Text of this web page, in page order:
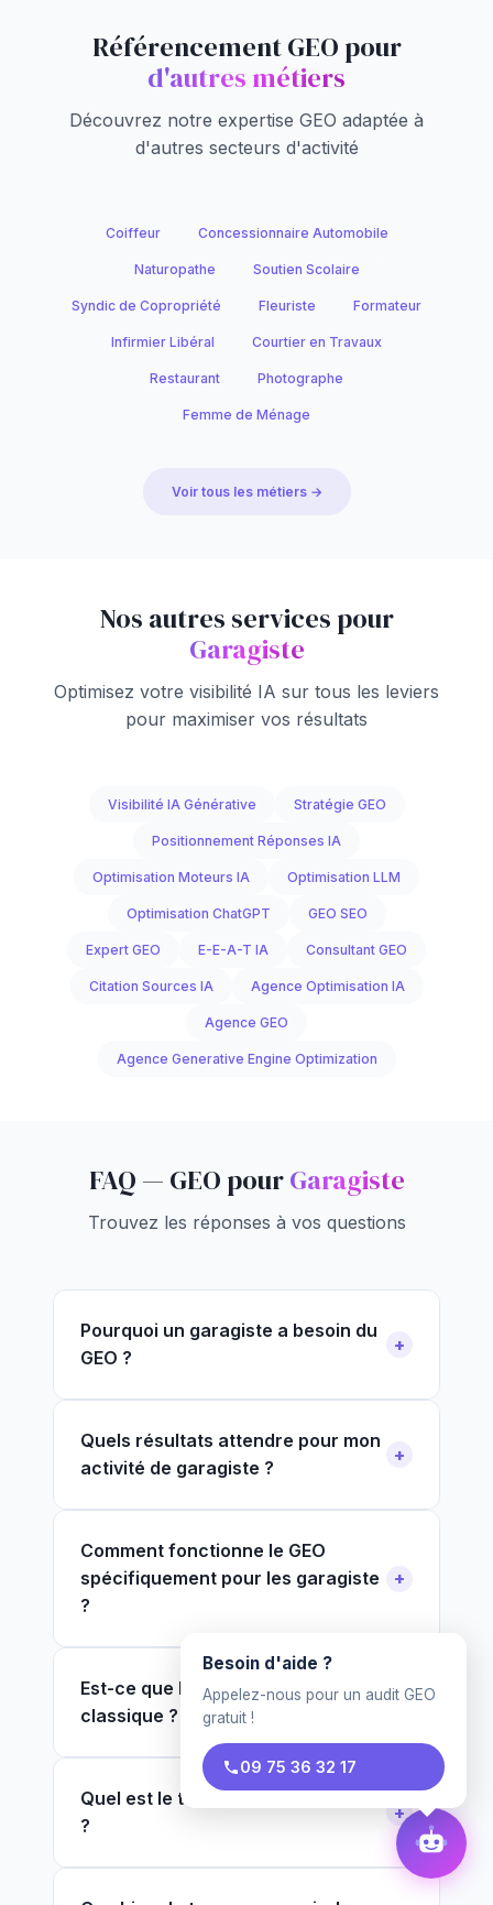
Référencement GEO pour
d'autres métiers
Découvrez notre expertise GEO adaptée à
d'autres secteurs d'activité
Coiffeur Concessionnaire Automobile
Naturopathe Soutien Scolaire
Syndic de Copropriété Fleuriste Formateur
Infirmier Libéral Courtier en Travaux
Restaurant Photographe
Femme de Ménage
Voir tous les métiers →
Nos autres services pour
Garagiste
Optimisez votre visibilité IA sur tous les leviers
pour maximiser vos résultats
Visibilité IA Générative Stratégie GEO
Positionnement Réponses IA
Optimisation Moteurs IA Optimisation LLM
Optimisation ChatGPT GEO SEO
Expert GEO E-E-A-T IA Consultant GEO
Citation Sources IA Agence Optimisation IA
Agence GEO
Agence Generative Engine Optimization
FAQ — GEO pourGaragiste
Trouvez les réponses à vos questions
Pourquoi un garagiste a besoin du
GEO ?
Quels résultats attendre pour mon
activité de garagiste ?
Comment fonctionne le GEO
spécifiquement pour les garagiste
?
Est-ce que le GEO remplace le SEO
classique ?
Quel est le tarif pour un garagiste
?
Besoin d'aide ?
Appelez-nous pour un audit GEO
gratuit !
09 75 36 32 17